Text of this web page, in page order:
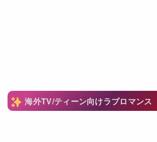
海外TV/ティーン向けラブロマンス